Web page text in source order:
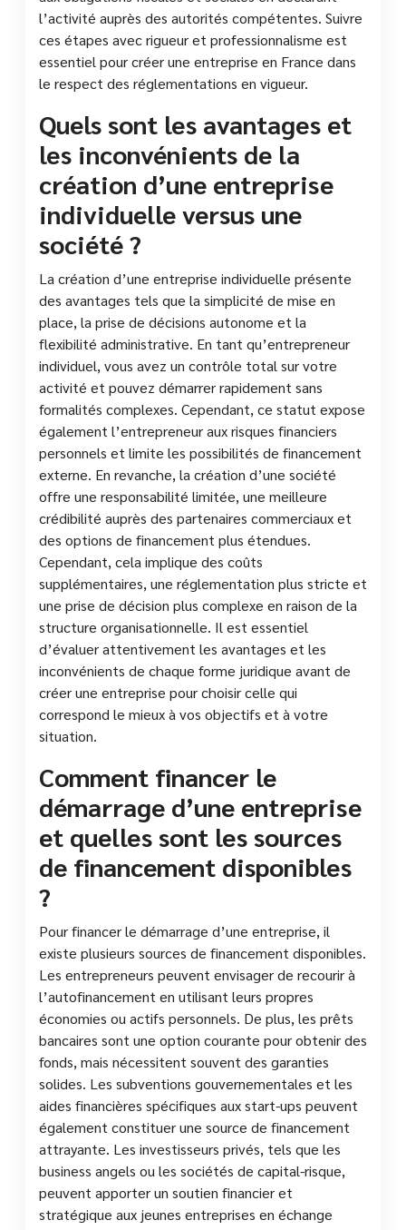
l’activité auprès des autorités compétentes. Suivre
ces étapes avec rigueur et professionnalisme est
essentiel pour créer une entreprise en France dans
le respect des réglementations en vigueur.
Quels sont les avantages et
les inconvénients de la
création d’une entreprise
individuelle versus une
société ?
La création d’une entreprise individuelle présente
des avantages tels que la simplicité de mise en
place, la prise de décisions autonome et la
flexibilité administrative. En tant qu’entrepreneur
individuel, vous avez un contrôle total sur votre
activité et pouvez démarrer rapidement sans
formalités complexes. Cependant, ce statut expose
également l’entrepreneur aux risques financiers
personnels et limite les possibilités de financement
externe. En revanche, la création d’une société
offre une responsabilité limitée, une meilleure
crédibilité auprès des partenaires commerciaux et
des options de financement plus étendues.
Cependant, cela implique des coûts
supplémentaires, une réglementation plus stricte et
une prise de décision plus complexe en raison de la
structure organisationnelle. Il est essentiel
d’évaluer attentivement les avantages et les
inconvénients de chaque forme juridique avant de
créer une entreprise pour choisir celle qui
correspond le mieux à vos objectifs et à votre
situation.
Comment financer le
démarrage d’une entreprise
et quelles sont les sources
de financement disponibles
?
Pour financer le démarrage d’une entreprise, il
existe plusieurs sources de financement disponibles.
Les entrepreneurs peuvent envisager de recourir à
l’autofinancement en utilisant leurs propres
économies ou actifs personnels. De plus, les prêts
bancaires sont une option courante pour obtenir des
fonds, mais nécessitent souvent des garanties
solides. Les subventions gouvernementales et les
aides financières spécifiques aux start-ups peuvent
également constituer une source de financement
attrayante. Les investisseurs privés, tels que les
business angels ou les sociétés de capital-risque,
peuvent apporter un soutien financier et
stratégique aux jeunes entreprises en échange